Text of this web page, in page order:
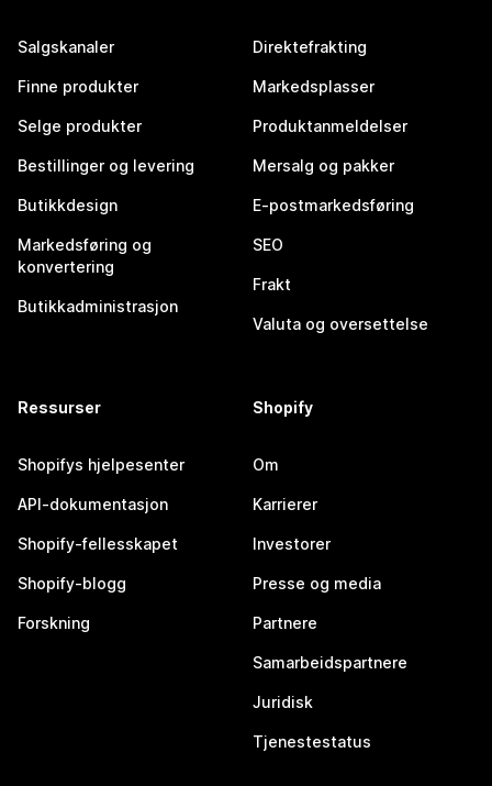
Salgskanaler
Finne produkter
Selge produkter
Bestillinger og levering
Butikkdesign
Markedsføring og
konvertering
Butikkadministrasjon
Direktefrakting
Markedsplasser
Produktanmeldelser
Mersalg og pakker
E-postmarkedsføring
SEO
Frakt
Valuta og oversettelse
Ressurser
Shopifys hjelpesenter
API-dokumentasjon
Shopify-fellesskapet
Shopify-blogg
Forskning
Shopify
Om
Karrierer
Investorer
Presse og media
Partnere
Samarbeidspartnere
Juridisk
Tjenestestatus